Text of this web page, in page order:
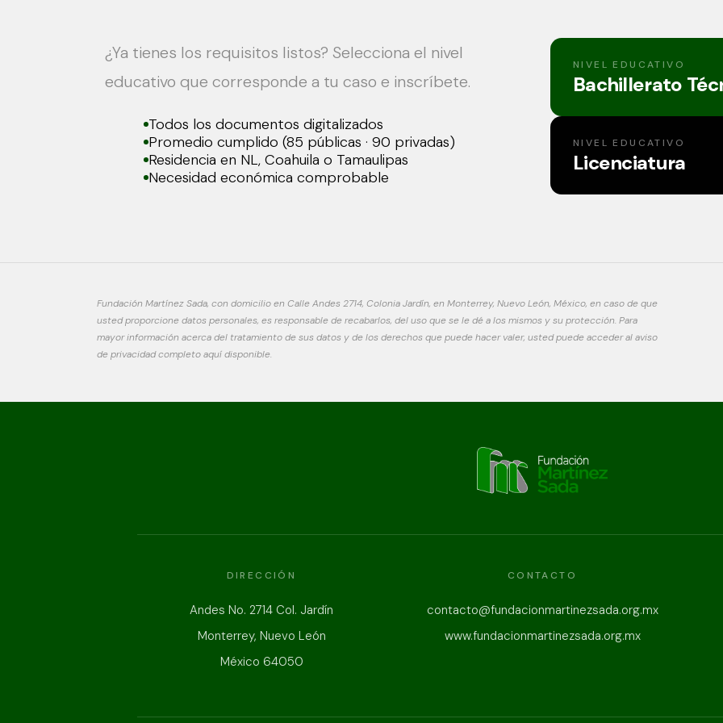
¿Ya tienes los requisitos listos? Selecciona el nivel
educativo que corresponde a tu caso e inscríbete.
Todos los documentos digitalizados
Promedio cumplido (85 públicas · 90 privadas)
Residencia en NL, Coahuila o Tamaulipas
Necesidad económica comprobable
NIVEL EDUCATIVO
Bachillerato
NIVEL EDUCATIVO
Licenciatura
Fundación Martínez Sada, con domicilio en Calle Andes 2714, Colonia Jardín, en Monterrey, Nuevo León, México, en caso de que
usted proporcione datos personales, es responsable de recabarlos, del uso que se le dé a los mismos y su protección. Para
mayor información acerca del tratamiento de sus datos y de los derechos que puede hacer valer, usted puede acceder al aviso
de privacidad completo aquí disponible.
DIRECCIÓN
Andes No. 2714 Col. Jardín
Monterrey, Nuevo León
México 64050
CONTACTO
contacto@fundacionmartinezsada.org.mx
www.fundacionmartinezsada.org.mx